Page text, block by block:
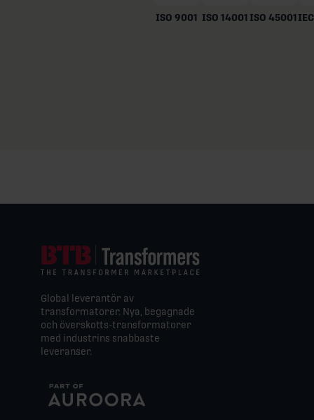
ISO 9001 ISO 14001 ISO 45001
Global leverantör av
transformatorer. Nya, begagnade
och överskotts-transformatorer
med industrins snabbaste
leveranser.